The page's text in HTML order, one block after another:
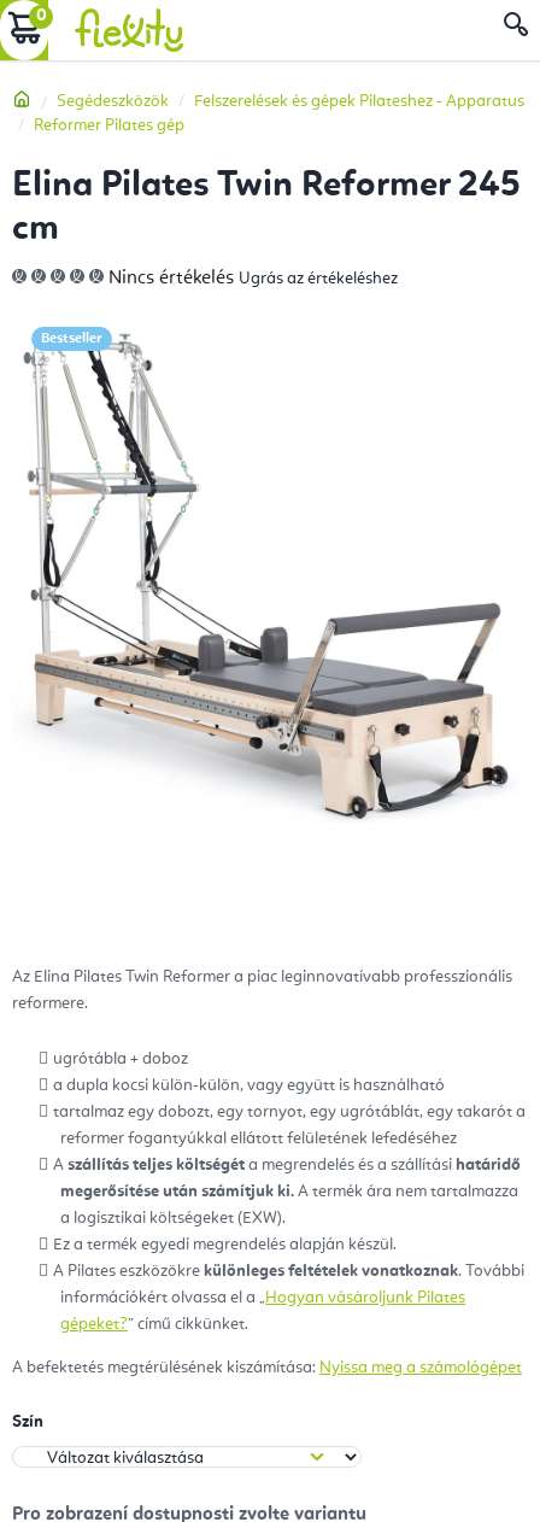
Ugrás
a
tartalomhoz
KOSÁR
Kezdőlap
Segédeszközök
Felszerelések és gépek Pilateshez - Apparatus
Reformer Pilates gép
Az Elina Pilates Twin Reformer a piac leginnovatívabb professzionális
reformere.
ugrótábla + doboz
a dupla kocsi külön-külön, vagy együtt is használható
tartalmaz egy dobozt, egy tornyot, egy ugrótáblát, egy takarót a
reformer fogantyúkkal ellátott felületének lefedéséhez
A szállítás teljes költségét a megrendelés és a szállítási határidő
megerősítése után számítjuk ki. A termék ára nem tartalmazza
a logisztikai költségeket (EXW).
Ez a termék egyedi megrendelés alapján készül.
A Pilates eszközökre különleges feltételek vonatkoznak. További
információkért olvassa el a „Hogyan vásároljunk Pilates
gépeket?” című cikkünket.
A befektetés megtérülésének kiszámítása: Nyissa meg a számológépet
Szín
Elina Pilates Twin Reformer 245
cm
A
termék
5-
ből
0,0
csillag.
Nincs értékelés Ugrás az értékeléshez
Bestseller